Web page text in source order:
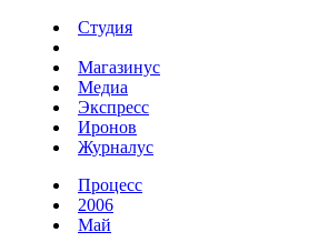
Студия
Магазинус
Медиа
Экспресс
Иронов
Журналус
Процесс
2006
Май